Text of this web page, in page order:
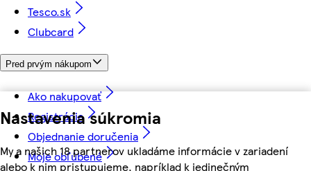
Nastavenia súkromia
My a našich 18 partnerov ukladáme informácie v zariadení
alebo k nim pristupujeme, napríklad k jedinečným
Tesco.sk
Clubcard
Pred prvým nákupom
Ako nakupovať
Registrácia
Objednanie doručenia
Moje obľúbené